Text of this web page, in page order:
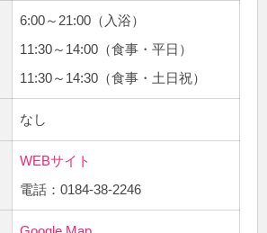
6:00～21:00（入浴）
11:30～14:00（食事・平日）
11:30～14:30（食事・土日祝）
なし
WEBサイト
電話：0184-38-2246